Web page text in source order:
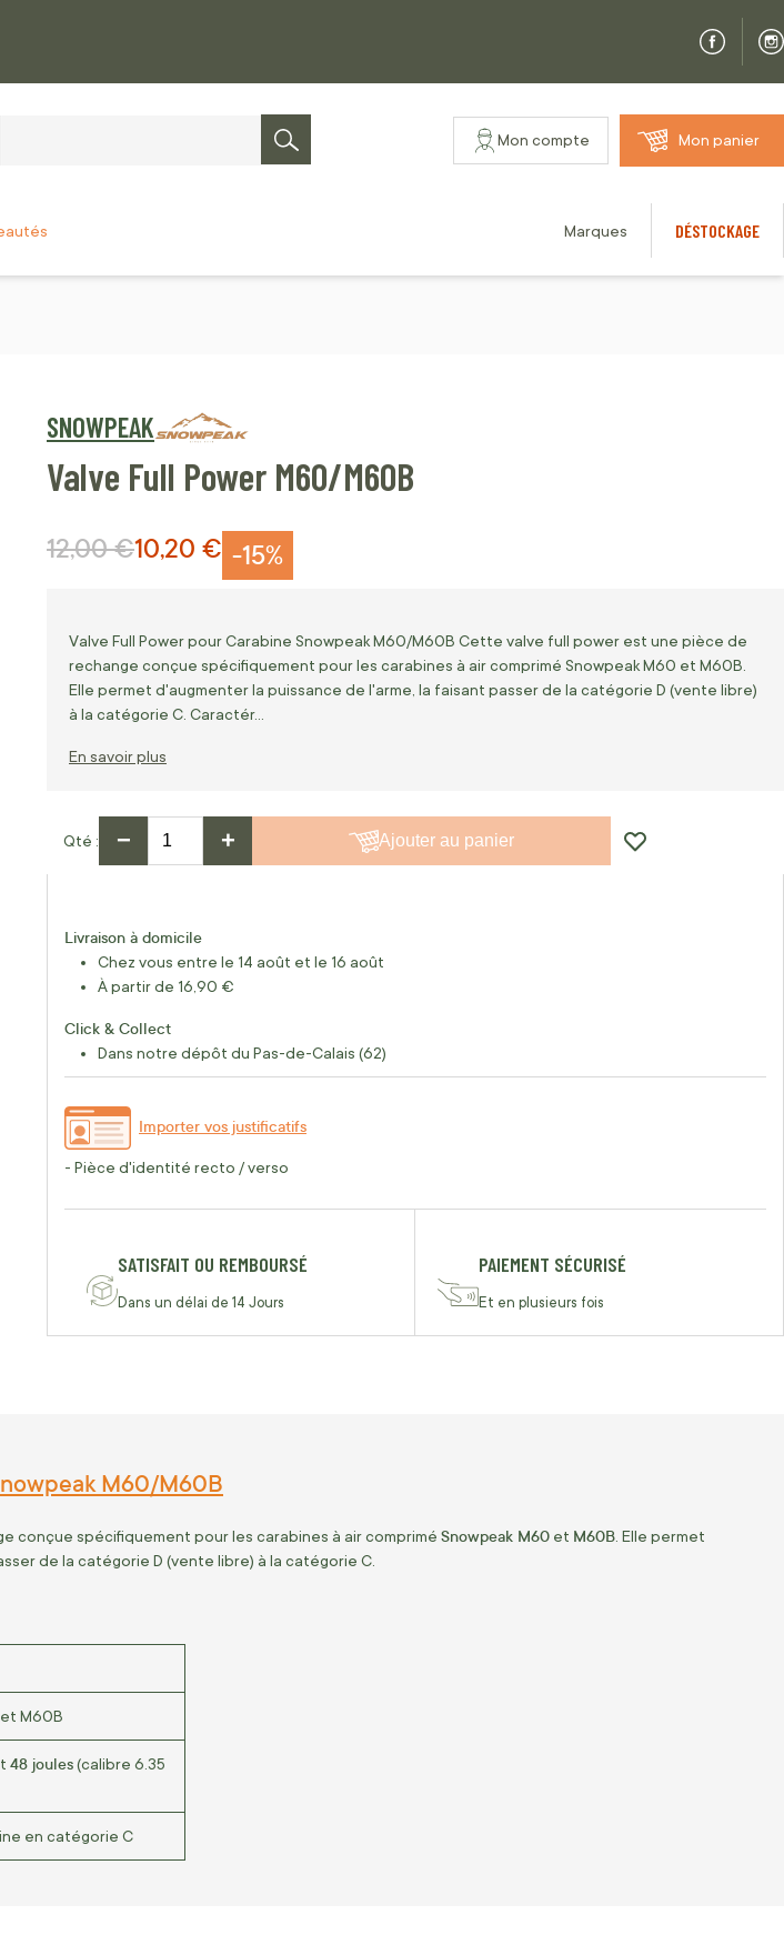
Rechercher
Mon compte Mon panier
Marques DÉSTOCKAGE
SNOWPEAK
Valve Full Power M60/M60B
-15%
Prix Spécial
10,20 €
Prix normal
12,00 €
Valve Full Power pour Carabine Snowpeak M60/M60B Cette valve full power est une pièce de
rechange conçue spécifiquement pour les carabines à air comprimé Snowpeak M60 et M60B.
Elle permet d'augmenter la puissance de l'arme, la faisant passer de la catégorie D (vente libre)
à la catégorie C. Caractér…
En savoir plus
Qté − + Ajouter au panier
Livraison à domicile
Chez vous entre le 14 août et le 16 août
À partir de 16,90 €
Click & Collect
Dans notre dépôt du Pas-de-Calais (62)
Importer vos justificatifs
- Pièce d'identité recto / verso
SATISFAIT OU REMBOURSÉ
Dans un délai de 14 Jours
PAIEMENT SÉCURISÉ
Et en plusieurs fois
M60/M60B
conçue spécifiquement pour les carabines à air comprimé Snowpeak M60 et M60B . Elle permet
de la catégorie D (vente libre) à la catégorie C.
M60B
48 joules(calibre 6.35
en catégorie C